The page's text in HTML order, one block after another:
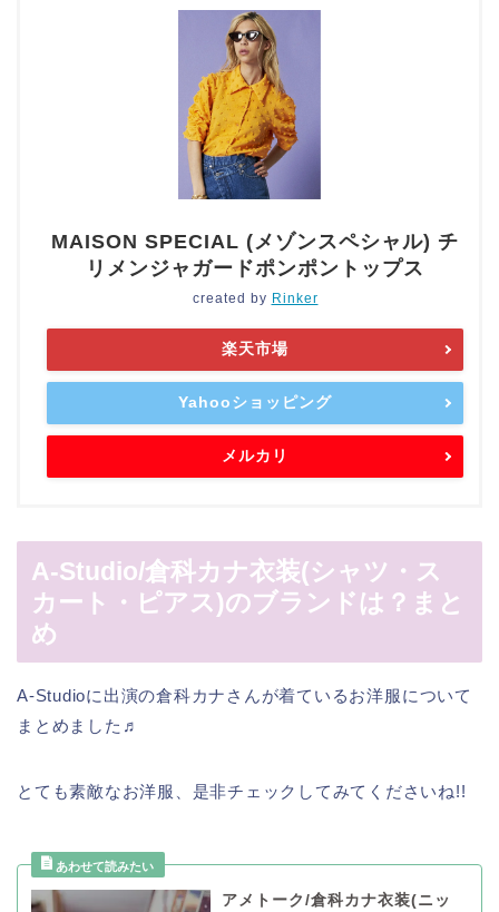
MAISON SPECIAL (メゾンスペシャル) チ
リメンジャガードポンポントップス
created by Rinker
楽天市場
Yahooショッピング
メルカリ
A-Studio/倉科カナ衣装(シャツ・ス
カート・ピアス)のブランドは？まと
め
A-Studioに出演の倉科カナさんが着ているお洋服について
まとめました♬
とても素敵なお洋服、是非チェックしてみてくださいね!!
アメトーク/倉科カナ衣装(ニッ